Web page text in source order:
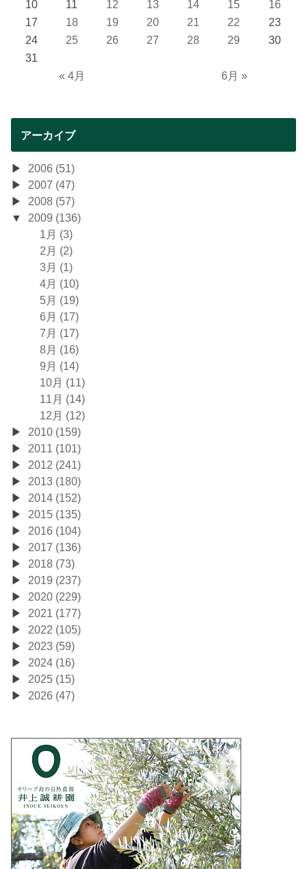
« 4月 6月 »
10
11 12 13 14 15
16
17
18 19 20 21 22
23
24
25 26 27 28 29
30
31
アーカイブ
2006 (51)
2007 (47)
2008 (57)
2009 (136)
1月 (3)
2月 (2)
3月 (1)
4月 (10)
5月 (19)
6月 (17)
7月 (17)
8月 (16)
9月 (14)
10月 (11)
11月 (14)
12月 (12)
2010 (159)
2011 (101)
2012 (241)
2013 (180)
2014 (152)
2015 (135)
2016 (104)
2017 (136)
2018 (73)
2019 (237)
2020 (229)
2021 (177)
2022 (105)
2023 (59)
2024 (16)
2025 (15)
2026 (47)